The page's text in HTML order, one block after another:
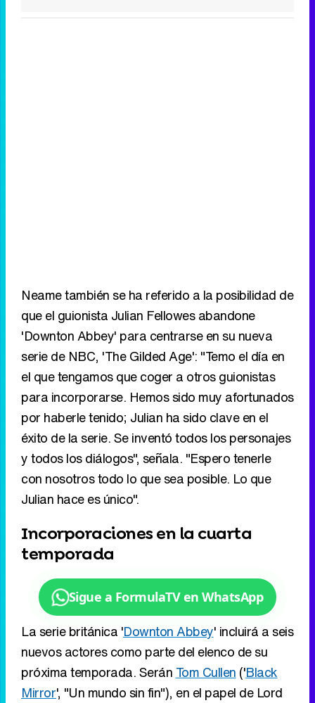
Neame también se ha referido a la posibilidad de
que el guionista Julian Fellowes abandone
'Downton Abbey' para centrarse en su nueva
serie de NBC, 'The Gilded Age': "Temo el día en
el que tengamos que coger a otros guionistas
para incorporarse. Hemos sido muy afortunados
por haberle tenido; Julian ha sido clave en el
éxito de la serie. Se inventó todos los personajes
y todos los diálogos", señala. "Espero tenerle
con nosotros todo lo que sea posible. Lo que
Julian hace es único".
Incorporaciones en la cuarta
temporada
Sigue a FormulaTV en WhatsApp
La serie británica 'Downton Abbey' incluirá a seis
nuevos actores como parte del elenco de su
próxima temporada. Serán Tom Cullen ('Black
Mirror', "Un mundo sin fin"), en el papel de Lord